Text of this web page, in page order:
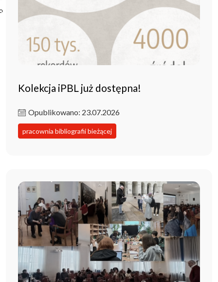
Poczta ibl.waw.pl
Kontakt
Kolekcja iPBL już dostępna!
Opublikowano: 23.07.2026
pracownia bibliografii bieżącej